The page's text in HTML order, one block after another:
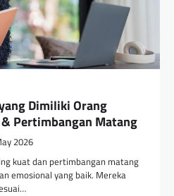
Dimiliki Orang
Pertimbangan Matang
2026
kuat dan pertimbangan matang
emosional yang baik. Mereka